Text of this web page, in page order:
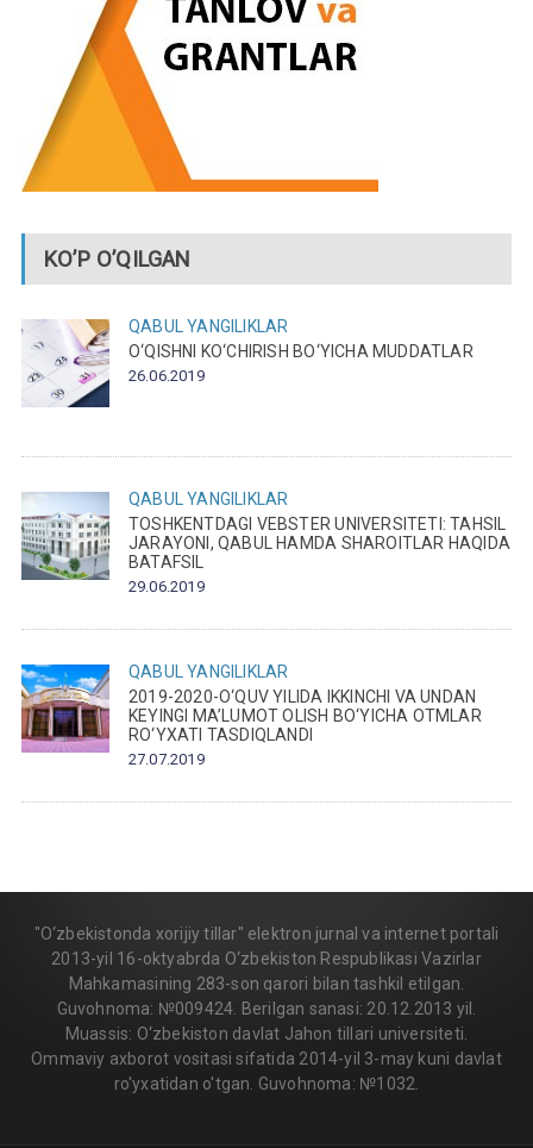
KO’P O’QILGAN
QABUL
YANGILIKLAR
O‘QISHNI KO‘CHIRISH BO‘YICHA MUDDATLAR
26.06.2019
QABUL
YANGILIKLAR
TOSHKENTDAGI VEBSTER UNIVERSITETI: TAHSIL
JARAYONI, QABUL HAMDA SHAROITLAR HAQIDA
BATAFSIL
29.06.2019
QABUL
YANGILIKLAR
2019-2020-O‘QUV YILIDA IKKINCHI VA UNDAN
KEYINGI MA’LUMOT OLISH BO‘YICHA OTMLAR
RO‘YXATI TASDIQLANDI
27.07.2019
"O‘zbekistonda xorijiy tillar" elektron jurnal va internet portali
2013-yil 16-oktyabrda O‘zbekiston Respublikasi Vazirlar
Mahkamasining 283-son qarori bilan tashkil etilgan.
Guvohnoma: №009424. Berilgan sanasi: 20.12.2013 yil.
Muassis: O‘zbekiston davlat Jahon tillari universiteti.
Ommaviy axborot vositasi sifatida 2014-yil 3-may kuni davlat
ro'yxatidan o'tgan. Guvohnoma: №1032.